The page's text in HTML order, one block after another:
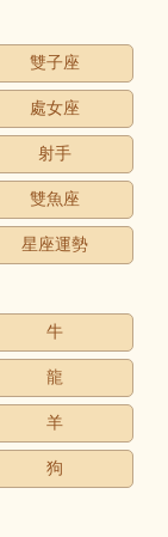
雙子座
處女座
射手
雙魚座
星座運勢
牛
龍
羊
狗